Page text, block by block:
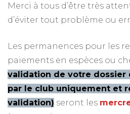
Merci à tous d’être très
d’éviter tout problème ou
Les permanences pour les
paiements en espèces ou
validation de votre dossier
par le club uniquement et
validation) seront les